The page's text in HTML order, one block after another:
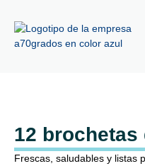
12 brochetas
Frescas, saludables y listas